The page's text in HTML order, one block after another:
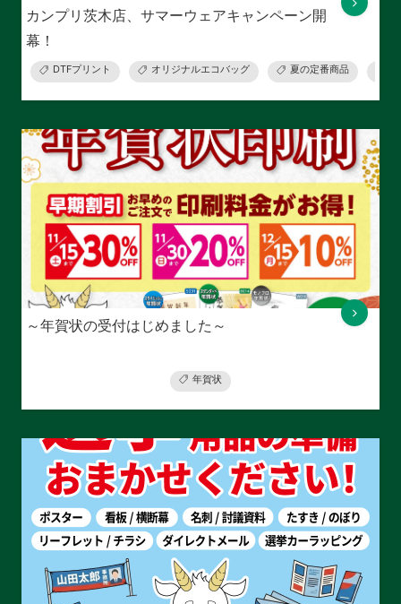
カンプリ茨木店、サマーウェアキャンペーン開
幕！
DTFプリント オリジナルエコバッグ 夏の定番商品
～年賀状の受付はじめました～
年賀状